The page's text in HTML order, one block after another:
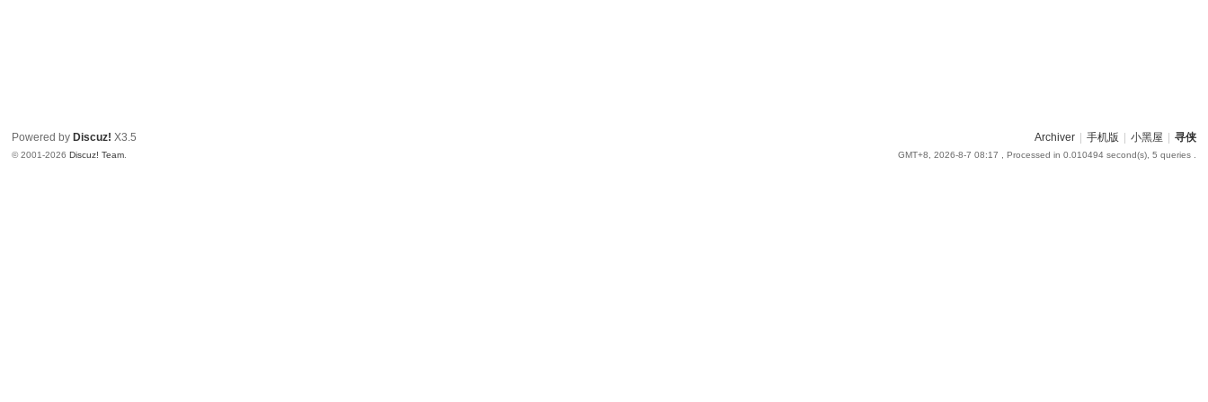
Archiver 手机版 小黑屋 寻侠
GMT+8, 2026-8-7 08:17 , Processed in 0.010494 second(s), 5 queries .
Powered by Discuz! X3.5
© 2001-2026Discuz! Team